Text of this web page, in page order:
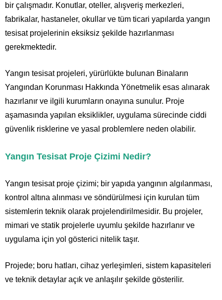
bir çalışmadır. Konutlar, oteller, alışveriş merkezleri,
fabrikalar, hastaneler, okullar ve tüm ticari yapılarda yangın
tesisat projelerinin eksiksiz şekilde hazırlanması
gerekmektedir.
Yangın tesisat projeleri, yürürlükte bulunan Binaların
Yangından Korunması Hakkında Yönetmelik esas alınarak
hazırlanır ve ilgili kurumların onayına sunulur. Proje
aşamasında yapılan eksiklikler, uygulama sürecinde ciddi
güvenlik risklerine ve yasal problemlere neden olabilir.
Yangın Tesisat Proje Çizimi Nedir?
Yangın tesisat proje çizimi; bir yapıda yangının algılanması,
kontrol altına alınması ve söndürülmesi için kurulan tüm
sistemlerin teknik olarak projelendirilmesidir. Bu projeler,
mimari ve statik projelerle uyumlu şekilde hazırlanır ve
uygulama için yol gösterici nitelik taşır.
Projede; boru hatları, cihaz yerleşimleri, sistem kapasiteleri
ve teknik detaylar açık ve anlaşılır şekilde gösterilir.